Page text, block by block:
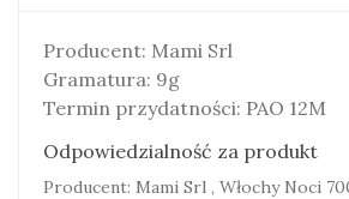
Producent: Mami Srl
Gramatura: 9g
Termin przydatności: PAO 12M
Odpowiedzialność za produkt
Producent: Mami Srl , Włochy Noci